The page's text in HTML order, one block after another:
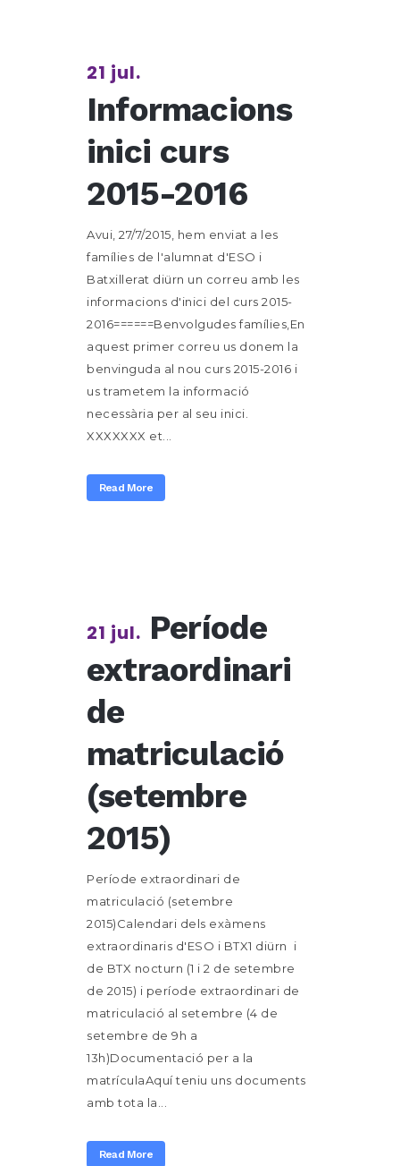
21 jul.
Informacions
inici curs
2015-2016
Avui, 27/7/2015, hem enviat a les
famílies de l'alumnat d'ESO i
Batxillerat diürn un correu amb les
informacions d'inici del curs 2015-
2016======Benvolgudes famílies,En
aquest primer correu us donem la
benvinguda al nou curs 2015-2016 i
us trametem la informació
necessària per al seu inici.
XXXXXXX et...
Read More
21 jul. Període
extraordinari
de
matriculació
(setembre
2015)
Període extraordinari de
matriculació (setembre
2015)Calendari dels exàmens
extraordinaris d'ESO i BTX1 diürn i
de BTX nocturn (1 i 2 de setembre
de 2015) i període extraordinari de
matriculació al setembre (4 de
setembre de 9h a
13h)Documentació per a la
matrículaAquí teniu uns documents
amb tota la...
Read More